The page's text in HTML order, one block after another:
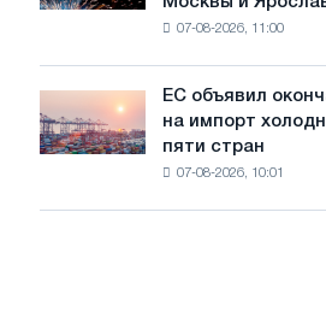
произвели
трамвайных
путей
Москвы
Ярославля
07-08-2026, 11:00
объявил
окончательные
ЕС объявил
на импорт
пяти стран
07-08-2026, 10:01